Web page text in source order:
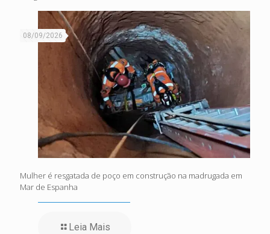
08/09/2026
Mulher é resgatada de poço em construção na madrugada em
Mar de Espanha
Leia Mais